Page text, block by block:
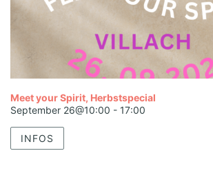
Meet your Spirit, Herbstspecial
September 26@10:00 - 17:00
INFOS